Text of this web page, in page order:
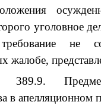
уголовное
не
жалобе,
389.9.
в апелляционном